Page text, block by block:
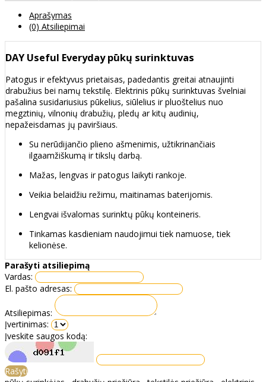
Aprašymas
(0) Atsiliepimai
DAY Useful Everyday pūkų surinktuvas
Patogus ir efektyvus prietaisas, padedantis greitai atnaujinti
drabužius bei namų tekstilę. Elektrinis pūkų surinktuvas švelniai
pašalina susidariusius pūkelius, siūlelius ir pluoštelius nuo
megztinių, vilnonių drabužių, pledų ar kitų audinių,
nepažeisdamas jų paviršiaus.
Su nerūdijančio plieno ašmenimis, užtikrinančiais
ilgaamžiškumą ir tikslų darbą.
Mažas, lengvas ir patogus laikyti rankoje.
Veikia belaidžiu režimu, maitinamas baterijomis.
Lengvai išvalomas surinktų pūkų konteineris.
Tinkamas kasdieniam naudojimui tiek namuose, tiek
kelionėse.
Parašyti atsiliepimą
Vardas:
El. pašto adresas:
Atsiliepimas:
Įvertinimas:
Įveskite saugos kodą:
Rašyti